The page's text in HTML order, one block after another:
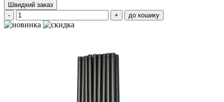
Швидкий заказ
-
+ до кошику